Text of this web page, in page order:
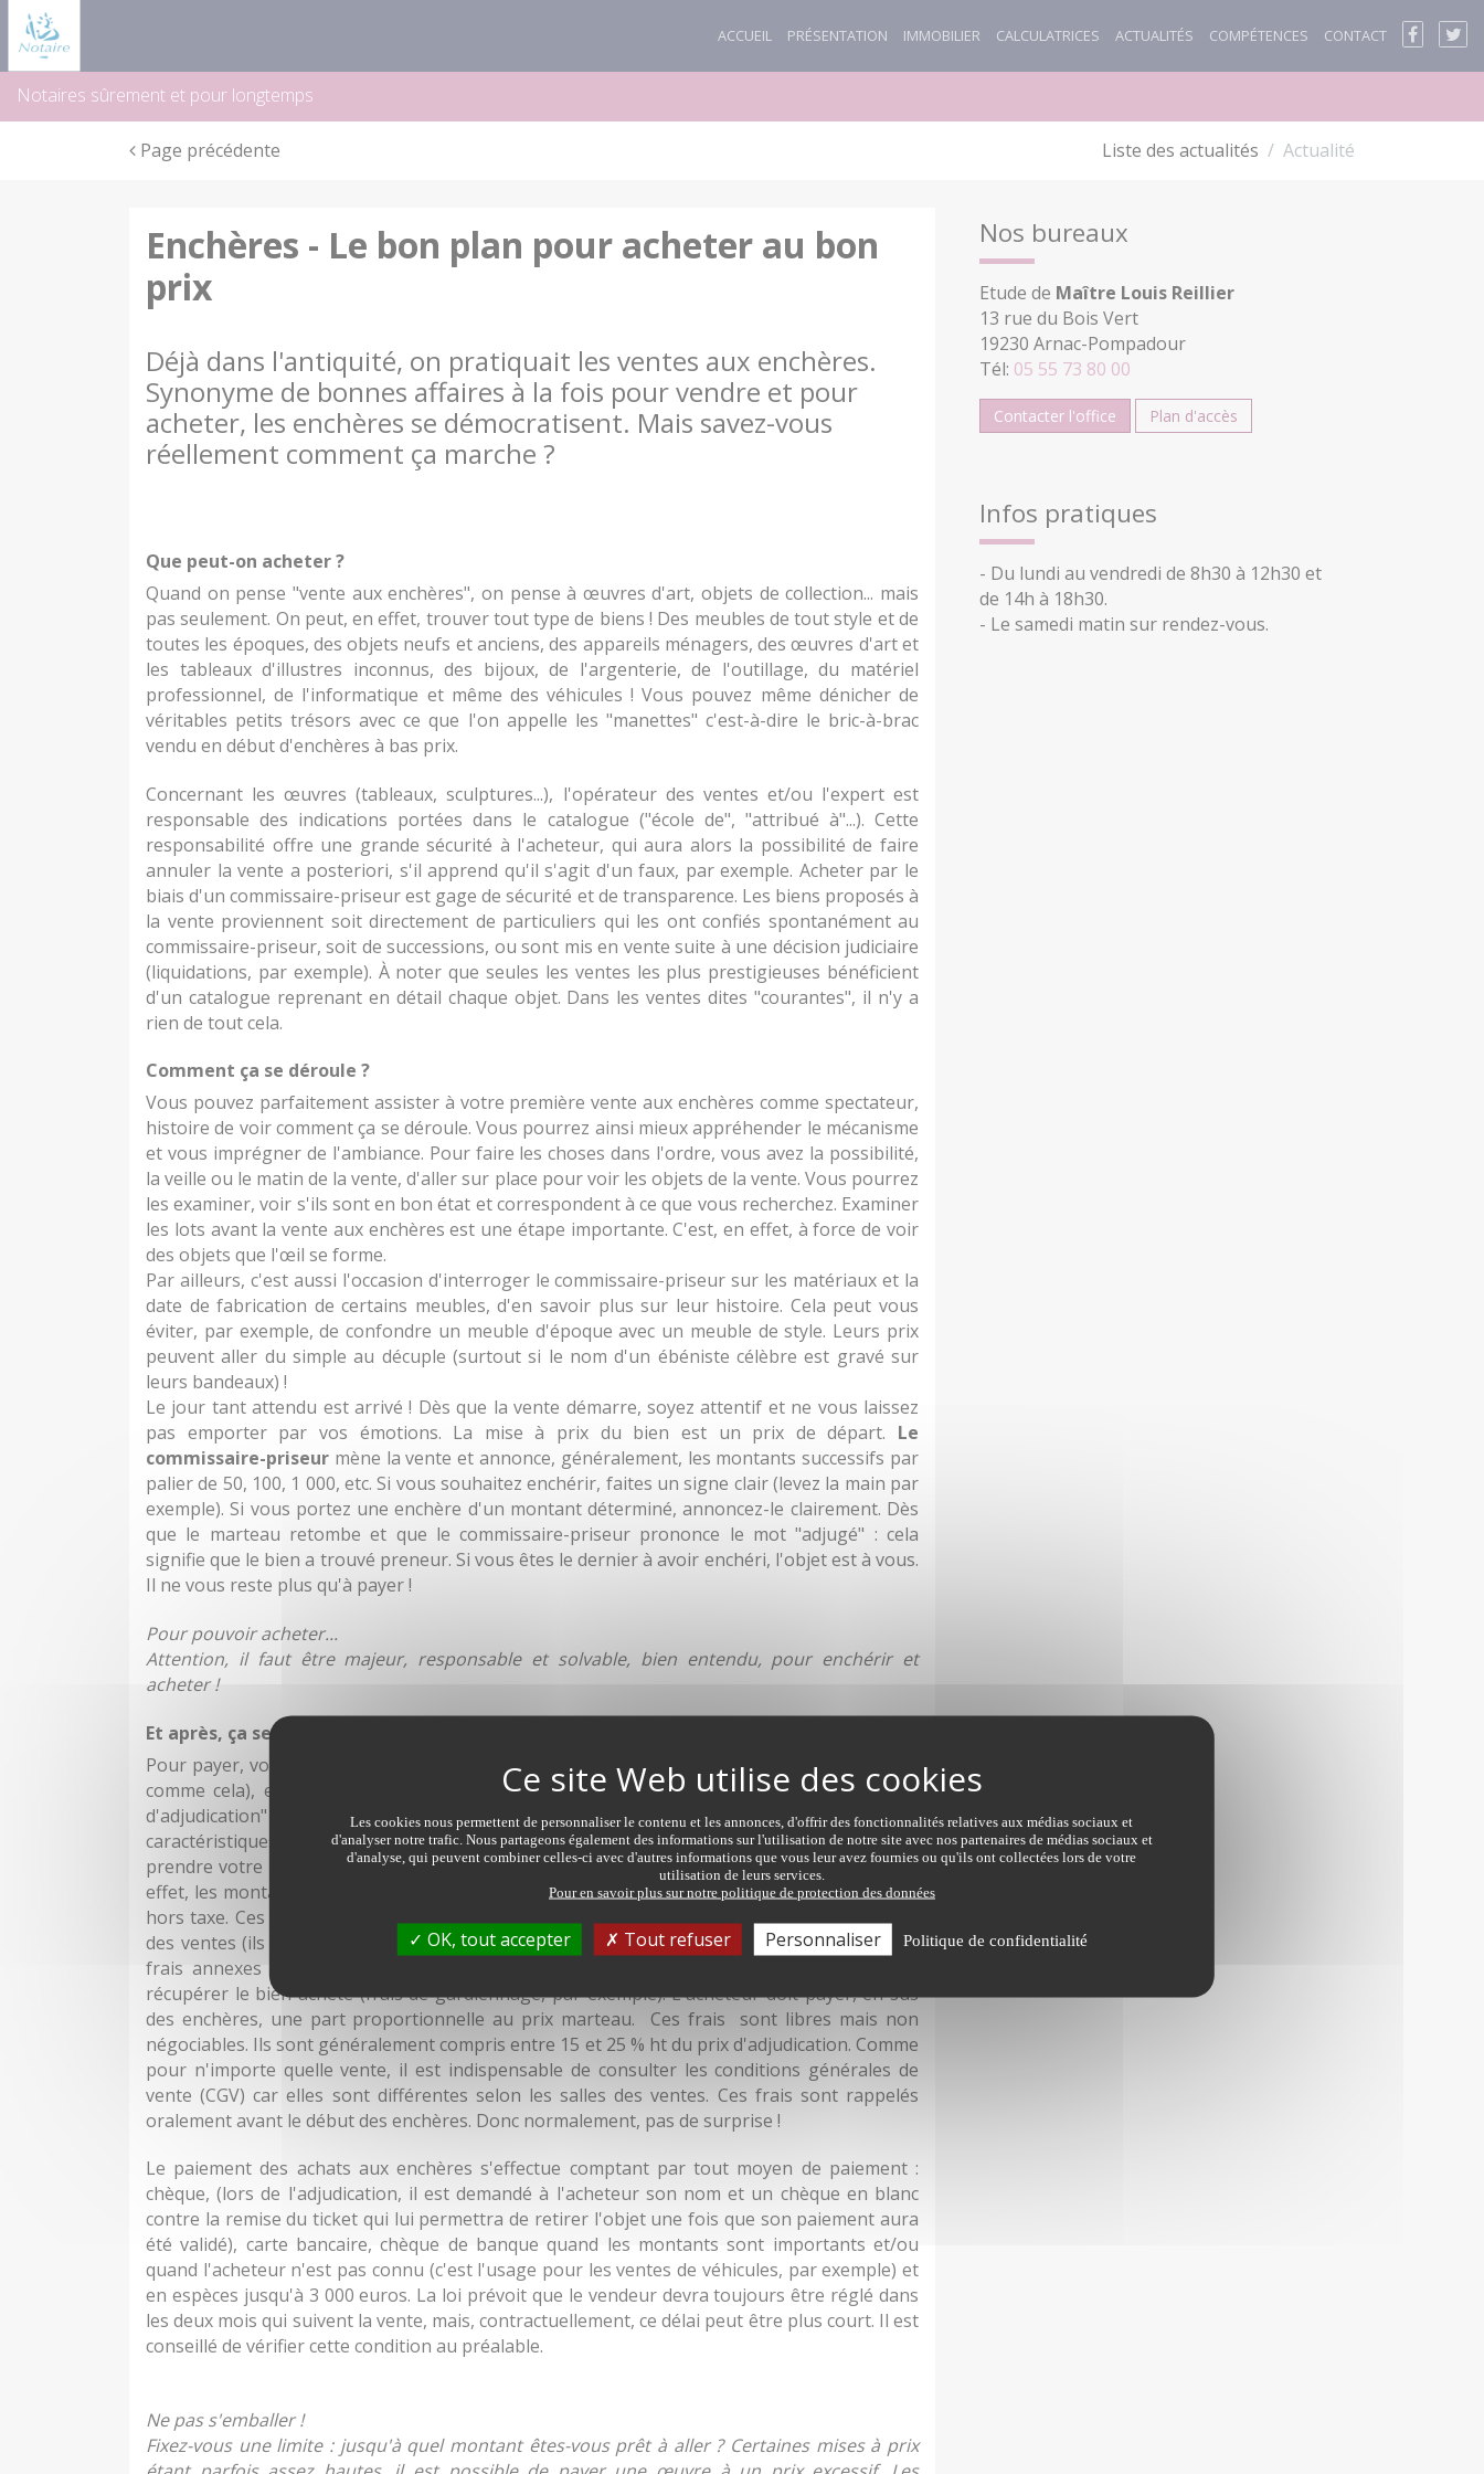
ACCUEIL PRÉSENTATION IMMOBILIER CALCULATRICES ACTUALITÉS COMPÉTENCES CONTACT
Notaires sûrement et pour longtemps
Page précédente Liste des actualités Actualité
Enchères - Le bon plan pour acheter au bon
prix
Déjà dans l'antiquité, on pratiquait les ventes aux enchères.
Synonyme de bonnes affaires à la fois pour vendre et pour
acheter, les enchères se démocratisent. Mais savez-vous
réellement comment ça marche ?
Que peut-on acheter ?
Quand on pense "vente aux enchères", on pense à œuvres d'art, objets de collection... mais
pas seulement. On peut, en effet, trouver tout type de biens ! Des meubles de tout style et de
toutes les époques, des objets neufs et anciens, des appareils ménagers, des œuvres d'art et
les tableaux d'illustres inconnus, des bijoux, de l'argenterie, de l'outillage, du matériel
professionnel, de l'informatique et même des véhicules ! Vous pouvez même dénicher de
véritables petits trésors avec ce que l'on appelle les "manettes" c'est-à-dire le bric-à-brac
vendu en début d'enchères à bas prix.
Concernant les œuvres (tableaux, sculptures...), l'opérateur des ventes et/ou l'expert est
responsable des indications portées dans le catalogue ("école de", "attribué à"...). Cette
responsabilité offre une grande sécurité à l'acheteur, qui aura alors la possibilité de faire
annuler la vente a posteriori, s'il apprend qu'il s'agit d'un faux, par exemple. Acheter par le
biais d'un commissaire-priseur est gage de sécurité et de transparence. Les biens proposés à
la vente proviennent soit directement de particuliers qui les ont confiés spontanément au
commissaire-priseur, soit de successions, ou sont mis en vente suite à une décision judiciaire
(liquidations, par exemple). À noter que seules les ventes les plus prestigieuses bénéficient
d'un catalogue reprenant en détail chaque objet. Dans les ventes dites "courantes", il n'y a
rien de tout cela.
Comment ça se déroule ?
Vous pouvez parfaitement assister à votre première vente aux enchères comme spectateur,
histoire de voir comment ça se déroule. Vous pourrez ainsi mieux appréhender le mécanisme
et vous imprégner de l'ambiance. Pour faire les choses dans l'ordre, vous avez la possibilité,
la veille ou le matin de la vente, d'aller sur place pour voir les objets de la vente. Vous pourrez
les examiner, voir s'ils sont en bon état et correspondent à ce que vous recherchez. Examiner
les lots avant la vente aux enchères est une étape importante. C'est, en effet, à force de voir
des objets que l'œil se forme.
Par ailleurs, c'est aussi l'occasion d'interroger le commissaire-priseur sur les matériaux et la
date de fabrication de certains meubles, d'en savoir plus sur leur histoire. Cela peut vous
éviter, par exemple, de confondre un meuble d'époque avec un meuble de style. Leurs prix
peuvent aller du simple au décuple (surtout si le nom d'un ébéniste célèbre est gravé sur
leurs bandeaux) !
Le jour tant attendu est arrivé ! Dès que la vente démarre, soyez attentif et ne vous laissez
pas emporter par vos émotions. La mise à prix du bien est un prix de départ. Le
commissaire-priseur mène la vente et annonce, généralement, les montants successifs par
palier de 50, 100, 1 000, etc. Si vous souhaitez enchérir, faites un signe clair (levez la main par
exemple). Si vous portez une enchère d'un montant déterminé, annoncez-le clairement. Dès
que le marteau retombe et que le commissaire-priseur prononce le mot "adjugé" : cela
signifie que le bien a trouvé preneur. Si vous êtes le dernier à avoir enchéri, l'objet est à vous.
Il ne vous reste plus qu'à payer !
Pour pouvoir acheter...
Attention, il faut être majeur, responsable et solvable, bien entendu, pour enchérir et
acheter !
Et après, ça se passe comment ?
Pour payer, vous devez vous faire connaître après l'adjudication (juridiquement, ça s'appelle
comme cela), en vous rendant au poste d'encaissement. Une facture appelée "bordereau
d'adjudication" vous sera remise. Elle mentionne le numéro du lot acheté, ses
caractéristiques, ses références et son prix. Une fois votre facture acquittée, vous pourrez
prendre votre lot. À noter qu'en plus duprix de l'enchère, vous devrez régler une taxe. En
effet, les montants des enchères ne comprennent pas les "frais acheteurs" et sont exprimés
hors taxe. Ces frais sont proportionnels et correspondent à la rémunération de l'opérateur
des ventes (ils sont prévus à l'avance et mentionnés dans la réquisition de vente). D'autres
frais annexes peuvent alourdir la facture, si vous vous faites livrer ou si vous tardez à
récupérer le bien acheté (frais de gardiennage, par exemple). L'acheteur doit payer, en sus
des enchères, une part proportionnelle au prix marteau. Ces frais sont libres mais non
négociables. Ils sont généralement compris entre 15 et 25 % ht du prix d'adjudication. Comme
pour n'importe quelle vente, il est indispensable de consulter les conditions générales de
vente (CGV) car elles sont différentes selon les salles des ventes. Ces frais sont rappelés
oralement avant le début des enchères. Donc normalement, pas de surprise !
Le paiement des achats aux enchères s'effectue comptant par tout moyen de paiement :
chèque, (lors de l'adjudication, il est demandé à l'acheteur son nom et un chèque en blanc
contre la remise du ticket qui lui permettra de retirer l'objet une fois que son paiement aura
été validé), carte bancaire, chèque de banque quand les montants sont importants et/ou
quand l'acheteur n'est pas connu (c'est l'usage pour les ventes de véhicules, par exemple) et
en espèces jusqu'à 3 000 euros. La loi prévoit que le vendeur devra toujours être réglé dans
les deux mois qui suivent la vente, mais, contractuellement, ce délai peut être plus court. Il est
conseillé de vérifier cette condition au préalable.
Ne pas s'emballer !
Fixez-vous une limite : jusqu'à quel montant êtes-vous prêt à aller ? Certaines mises à prix
Nos bureaux
Etude de Maître Louis Reillier
13 rue du Bois Vert
19230 Arnac-Pompadour
Tél: 05 55 73 80 00
Contacter l'office Plan d'accès
Infos pratiques
- Du lundi au vendredi de 8h30 à 12h30 et
de 14h à 18h30.
- Le samedi matin sur rendez-vous.
Panneau de gestion des cookies
Les cookies nous permettent de personnaliser le contenu et les annonces, d'offrir des fonctionnalités relatives aux médias sociaux et
d'analyser notre trafic. Nous partageons également des informations sur l'utilisation de notre site avec nos partenaires de médias sociaux et
d'analyse, qui peuvent combiner celles-ci avec d'autres informations que vous leur avez fournies ou qu'ils ont collectées lors de votre
utilisation de leurs services.
Pour en savoir plus sur notre politique de protection des données
OK, tout accepter Tout refuser Personnaliser Politique de confidentialité